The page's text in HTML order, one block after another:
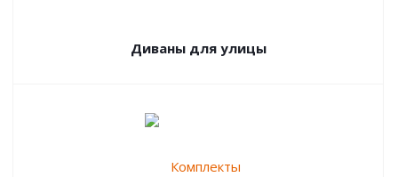
Диваны для улицы